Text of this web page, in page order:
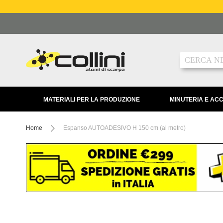
al
Ricerca
MATERIALI PER LA PRODUZIONE MINUTERIA E
Home Espanso AUTOADESIVO H 150 cm (al metro)